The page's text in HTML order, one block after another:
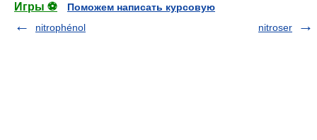
Игры ⚽
Поможем написать курсовую
nitrophénol
nitroser